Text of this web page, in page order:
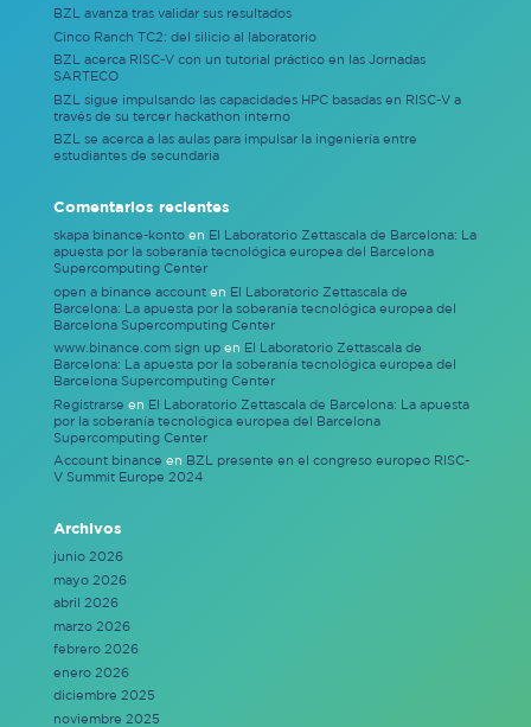
BZL avanza tras validar sus resultados
Cinco Ranch TC2: del silicio al laboratorio
BZL acerca RISC-V con un tutorial práctico en las Jornadas
SARTECO
BZL sigue impulsando las capacidades HPC basadas en RISC-V a
través de su tercer hackathon interno
BZL se acerca a las aulas para impulsar la ingeniería entre
estudiantes de secundaria
Comentarios recientes
skapa binance-kontoen El Laboratorio Zettascala de Barcelona: La
apuesta por la soberanía tecnológica europea del Barcelona
Supercomputing Center
open a binance accounten El Laboratorio Zettascala de
Barcelona: La apuesta por la soberanía tecnológica europea del
Barcelona Supercomputing Center
www.binance.com sign upen El Laboratorio Zettascala de
Barcelona: La apuesta por la soberanía tecnológica europea del
Barcelona Supercomputing Center
Registrarse en El Laboratorio Zettascala de Barcelona: La apuesta
por la soberanía tecnológica europea del Barcelona
Supercomputing Center
Account binance en BZL presente en el congreso europeo RISC-
V Summit Europe 2024
Archivos
junio 2026
mayo 2026
abril 2026
marzo 2026
febrero 2026
enero 2026
diciembre 2025
noviembre 2025